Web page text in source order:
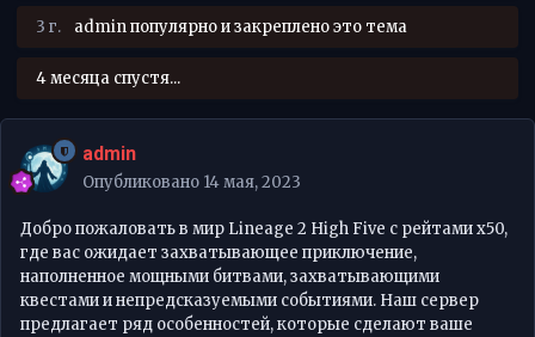
3 г. adminпопулярно и закреплено это тема
4 месяца спустя...
admin
Опубликовано 14 мая, 2023
Добро пожаловать в мир Lineage 2 High Five с рейтами x50,
где вас ожидает захватывающее приключение,
наполненное мощными битвами, захватывающими
квестами и непредсказуемыми событиями. Наш сервер
предлагает ряд особенностей, которые сделают ваше